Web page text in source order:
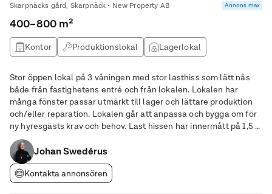
Skarpnäcks gård, Skarpnäck • New Property AB Annons max
400–800 m²
Kontor Produktionslokal Lagerlokal
Stor öppen lokal på 3 våningen med stor lasthiss som lätt nås
både från fastighetens entré och från lokalen. Lokalen har
många fönster passar utmärkt till lager och lättare produktion
och/eller reparation. Lokalen går att anpassa och bygga om för
ny hyresgästs krav och behov. Last hissen har innermått på 1,5 x
2,6m höjd 2,5m. Hissdörr 1 x 2m
Johan Swedérus
Kontakta annonsören